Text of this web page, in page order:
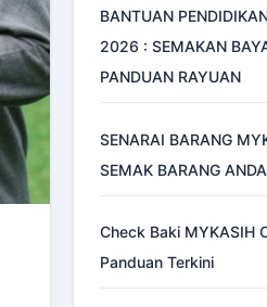
BANTUAN
2026 : SEMAKAN
PANDUAN RAYUAN
SENARAI BARANG
SEMAK BARANG
Check Baki MYKASIH
Panduan Terkini